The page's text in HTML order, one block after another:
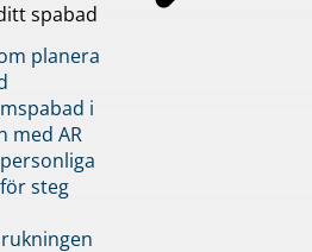
spabad
planera
i
med AR
steg